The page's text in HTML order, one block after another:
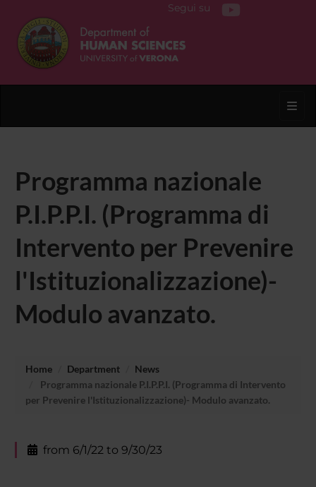
Segui su
Programma nazionale
P.I.P.P.I. (Programma di
Intervento per Prevenire
l'Istituzionalizzazione)-
Modulo avanzato.
Home Department
News
Programma nazionale P.I.P.P.I. (Programma di Intervento
per Prevenire l'Istituzionalizzazione)- Modulo avanzato.
from 6/1/22 to 9/30/23